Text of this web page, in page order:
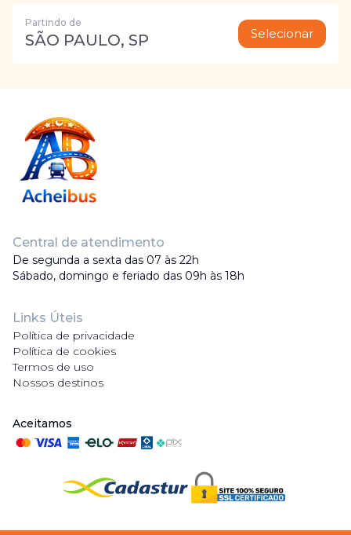
Partindo de
SÃO PAULO, SP Selecionar
Central de atendimento
De segunda a sexta das 07 às 22h
Sábado, domingo e feriado das 09h às 18h
Links Úteis
Política de privacidade
Política de cookies
Termos de uso
Nossos destinos
Aceitamos